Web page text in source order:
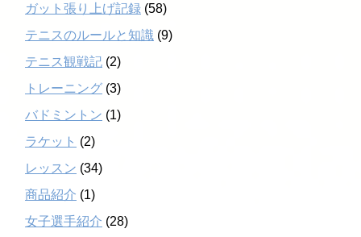
ガット張り上げ記録 (58)
テニスのルールと知識 (9)
テニス観戦記 (2)
トレーニング (3)
バドミントン (1)
ラケット (2)
レッスン (34)
商品紹介 (1)
女子選手紹介 (28)